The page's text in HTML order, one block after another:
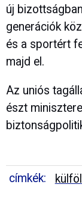
új
generációk
és a sportért
majd el.
Az uniós
észt
címkék: